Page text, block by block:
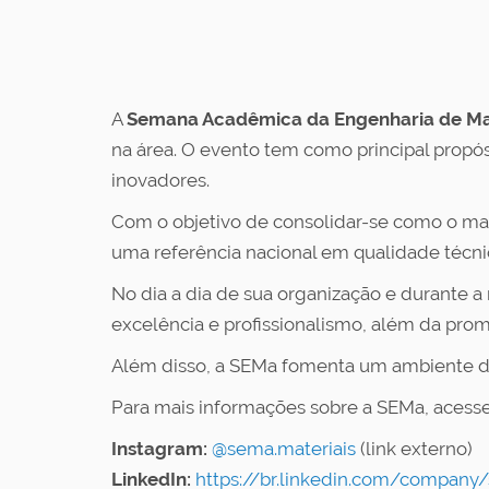
ASemana Acadêmica da Engenharia de
na área. O evento tem como principal
inovadores.
Com o objetivo de consolidar-se como o
uma referência nacional em qualidade
No dia a dia de sua organização e durante
excelência e profissionalismo, além da
Além disso, a SEMa fomenta um ambiente
Para mais informações sobre a SEMa,
Instagram: @sema.materiais (link externo)
LinkedIn: https://br.linkedin.com/company/